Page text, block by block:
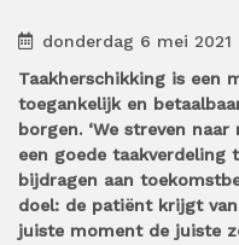
donderdag 6 mei 2021
Taakherschikking is een
toegankelijk en
borgen. ‘We streven
een goede taakverdeling
bijdragen aan
doel: de patiënt krijgt
juiste moment de juiste